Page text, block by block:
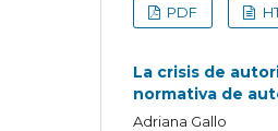
PDF
La crisis de
normativa de
Adriana Gallo